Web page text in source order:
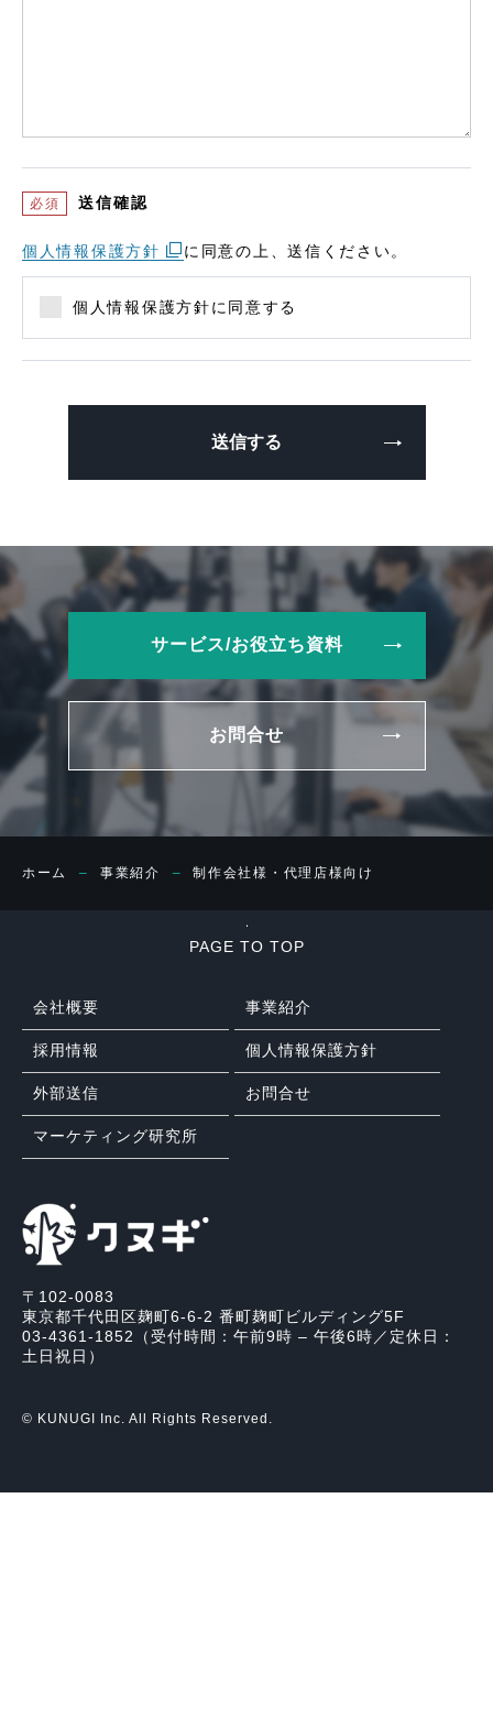
必須 送信確認
個人情報保護方針 に同意の上、送信ください。
個人情報保護方針に同意する
サービス/お役立ち資料
お問合せ
ホーム − 事業紹介 − 制作会社様・代理店様向け
PAGE TO TOP
会社概要 事業紹介
採用情報 個人情報保護方針
外部送信 お問合せ
マーケティング研究所
〒102-0083
東京都千代田区麹町6-6-2 番町麹町ビルディング5F
03-4361-1852（受付時間：午前9時 – 午後6時／定休日：
土日祝日）
© KUNUGI Inc. All Rights Reserved.